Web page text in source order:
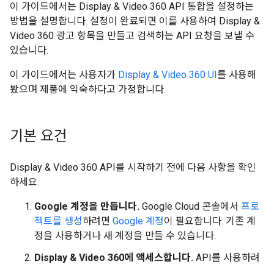
이 가이드에서는 Display & Video 360 API 통합을 설정하는
방법을 설명합니다. 설정이 완료되면 이를 사용하여 Display &
Video 360 광고 항목을 만들고 검색하는 API 요청을 보낼 수
있습니다.
이 가이드에서는 사용자가 Display & Video 360 UI를 사용해
봤으며 제품에 익숙하다고 가정합니다.
기본 요건
Display & Video 360 API를 시작하기 전에 다음 사항을 확인
하세요.
Google 계정을 만듭니다. Google Cloud 콘솔에서 프로
젝트를 생성하려면 Google 계정이 필요합니다. 기존 계
정을 사용하거나 새 계정을 만들 수 있습니다.
Display & Video 360에 액세스합니다. API를 사용하려